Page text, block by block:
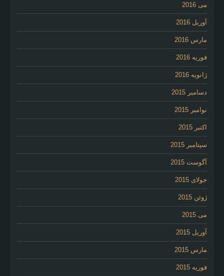
می 2016
آوریل 2016
مارس 2016
فوریه 2016
ژانویه 2016
دسامبر 2015
نوامبر 2015
اکتبر 2015
سپتامبر 2015
آگوست 2015
جولای 2015
ژوئن 2015
می 2015
آوریل 2015
مارس 2015
فوریه 2015